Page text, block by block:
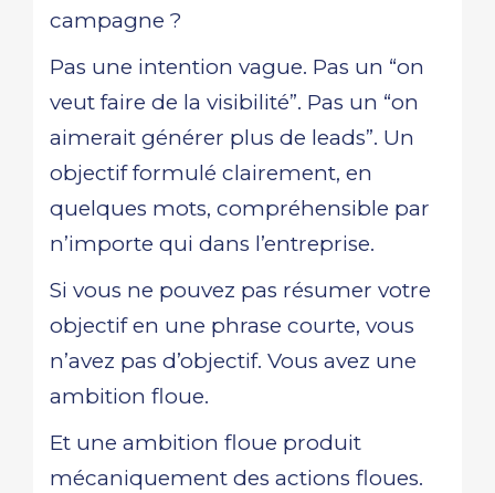
campagne ?
Pas une intention vague. Pas un “on
veut faire de la visibilité”. Pas un “on
aimerait générer plus de leads”. Un
objectif formulé clairement, en
quelques mots, compréhensible par
n’importe qui dans l’entreprise.
Si vous ne pouvez pas résumer votre
objectif en une phrase courte, vous
n’avez pas d’objectif. Vous avez une
ambition floue.
Et une ambition floue produit
mécaniquement des actions floues.